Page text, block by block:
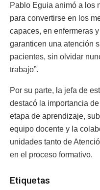
Pablo Eguia animó a los
para convertirse en los
capaces, en enfermeras
garanticen una atención
pacientes, sin olvidar
trabajo”.
Por su parte, la jefa de
destacó la importancia
etapa de aprendizaje,
equipo docente y la
unidades tanto de
en el proceso formativo.
Etiquetas